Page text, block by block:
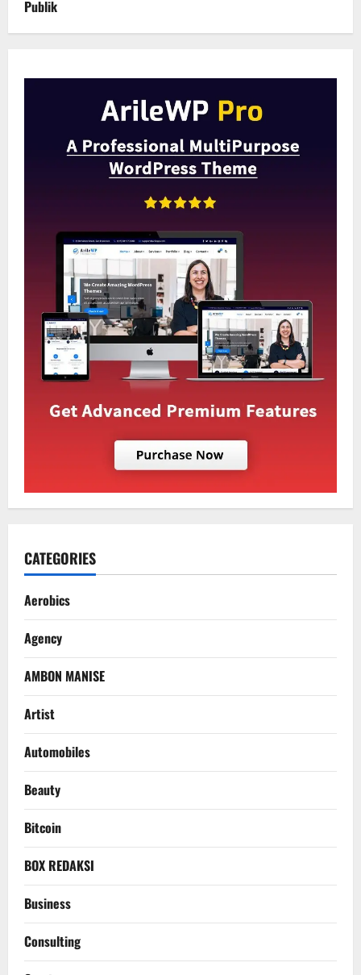
Publik
CATEGORIES
Aerobics
Agency
AMBON MANISE
Artist
Automobiles
Beauty
Bitcoin
BOX REDAKSI
Business
Consulting